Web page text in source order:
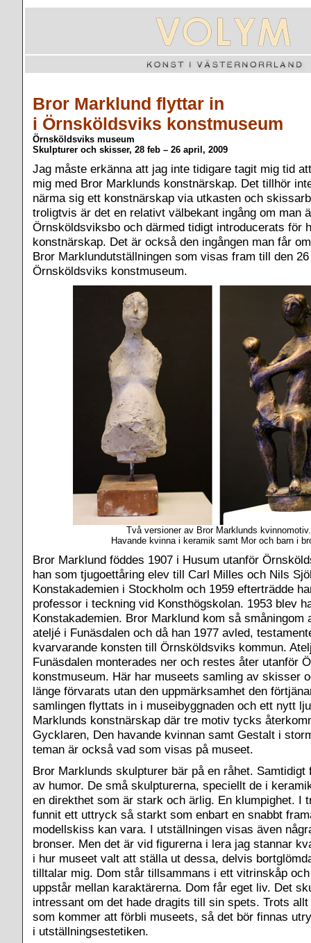
Bror Marklund flyttar in
i Örnsköldsviks konstmuseum
Örnsköldsviks museum
Skulpturer och skisser, 28 feb – 26 april, 2009
Jag måste erkänna att jag inte tidigare tagit mig tid
mig med Bror Marklunds konstnärskap. Det tillhör
närma sig ett konstnärskap via utkasten och
troligtvis är det en relativt välbekant ingång om man
Örnsköldsviksbo och därmed tidigt introducerats för
konstnärskap. Det är också den ingången man får
Bror Marklundutställningen som visas fram till den
Örnsköldsviks konstmuseum.
Två versioner av Bror Marklunds kvinnomotiv.
Havande kvinna i keramik samt Mor och barn i
Bror Marklund föddes 1907 i Husum utanför
han som tjugoettåring elev till Carl Milles och Nils
Konstakademien i Stockholm och 1959 efterträdde
professor i teckning vid Konsthögskolan. 1953 blev
Konstakademien. Bror Marklund kom så småningom
ateljé i Funäsdalen och då han 1977 avled,
kvarvarande konsten till Örnsköldsviks kommun.
Funäsdalen monterades ner och restes åter utanför
konstmuseum. Här har museets samling av skisser
länge förvarats utan den uppmärksamhet den
samlingen flyttats in i museibyggnaden och ett nytt
Marklunds konstnärskap där tre motiv tycks
Gycklaren, Den havande kvinnan samt Gestalt i
teman är också vad som visas på museet.
Bror Marklunds skulpturer bär på en råhet. Samtidigt
av humor. De små skulpturerna, speciellt de i
en direkthet som är stark och ärlig. En klumpighet. I
funnit ett uttryck så starkt som enbart en snabbt
modellskiss kan vara. I utställningen visas även
bronser. Men det är vid figurerna i lera jag stannar
i hur museet valt att ställa ut dessa, delvis
tilltalar mig. Dom står tillsammans i ett vitrinskåp
uppstår mellan karaktärerna. Dom får eget liv. Det
intressant om det hade dragits till sin spets. Trots
som kommer att förbli museets, så det bör finnas
i utställningsestetiken.